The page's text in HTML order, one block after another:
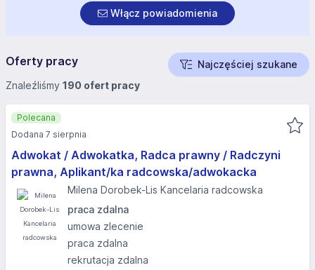
Włącz powiadomienia
Oferty pracy
Najczęściej szukane
Znaleźliśmy 190 ofert pracy
Adwokat / Adwokatka, Radca prawny / Radczyni
prawna, Aplikant/ka radcowska/adwokacka
Milena Dorobek-Lis Kancelaria radcowska
praca zdalna
umowa zlecenie
praca zdalna
rekrutacja zdalna
Polecana
Dodana 7 sierpnia